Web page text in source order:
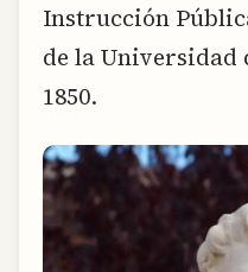
Instrucción
de la Universidad
1850.